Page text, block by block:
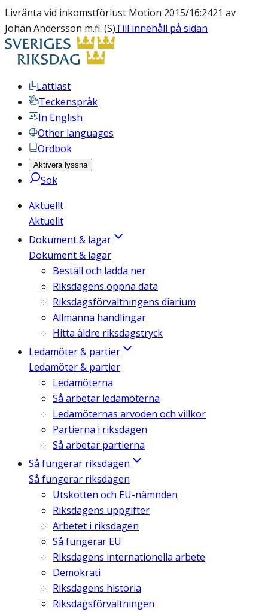
Livränta vid inkomstförlust Motion 2015/16:2421 av
Johan Andersson m.fl. (S)Till innehåll på sidan
Lättläst
Teckenspråk
In English
Other languages
Ordbok
Aktivera lyssna
Sök
Aktuellt
Aktuellt
Dokument & lagar
Dokument & lagar
Beställ och ladda ner
Riksdagens öppna data
Riksdagsförvaltningens diarium
Allmänna handlingar
Hitta äldre riksdagstryck
Ledamöter & partier
Ledamöter & partier
Ledamöterna
Så arbetar ledamöterna
Ledamöternas arvoden och villkor
Partierna i riksdagen
Så arbetar partierna
Så fungerar riksdagen
Så fungerar riksdagen
Utskotten och EU-nämnden
Riksdagens uppgifter
Arbetet i riksdagen
Så fungerar EU
Riksdagens internationella arbete
Demokrati
Riksdagens historia
Riksdagsförvaltningen